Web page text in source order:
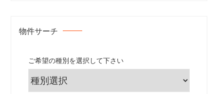
物件サーチ
ご希望の種別を選択して下さい